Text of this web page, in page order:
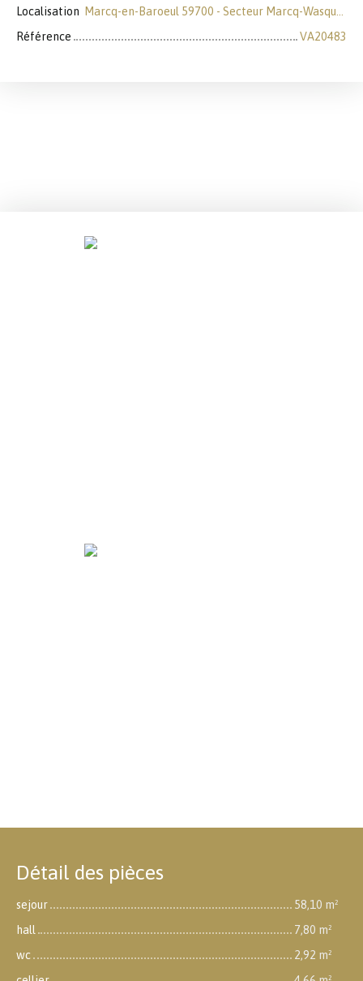
Localisation
Marcq-en-Baroeul 59700 - Secteur Marcq-Wasquehal-Mouvaux
Référence
VA20483
Détail des pièces
sejour
58,10 m²
hall
7,80 m²
wc
2,92 m²